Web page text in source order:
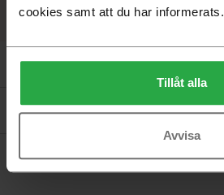
cookies samt att du har informerats.
Tillåt alla
Avvisa
Produktinformation
Dokument